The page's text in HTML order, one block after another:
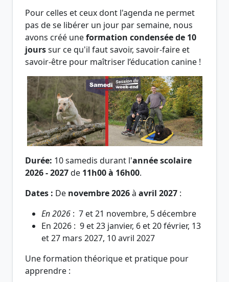
Pour celles et ceux dont l'agenda ne permet
pas de se libérer un jour par semaine, nous
avons créé uneformation condensée de 10
jourssur ce qu'il faut savoir, savoir-faire et
savoir-être pour maîtriser l’éducation canine !
Durée: 10 samedis durant l'année scolaire
2026 - 2027de 11h00 à 16h00.
Dates : De novembre 2026à avril 2027 :
En 2026 : 7 et 21 novembre, 5 décembre
En 2026 : 9 et 23 janvier, 6 et 20 février, 13
et 27 mars 2027, 10 avril 2027
Une formation théorique et pratique pour
apprendre :